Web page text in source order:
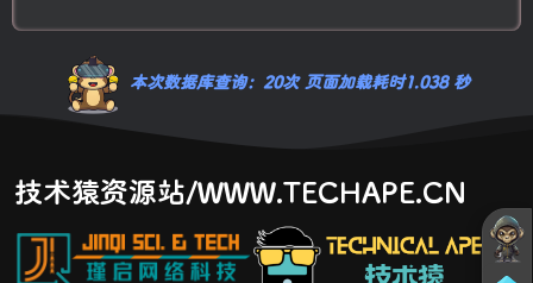
本次数据库查询：20次 页面加载耗时1.038 秒
技术猿资源站/WWW.TECHAPE.CN